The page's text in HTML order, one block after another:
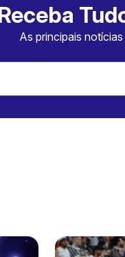
As principais